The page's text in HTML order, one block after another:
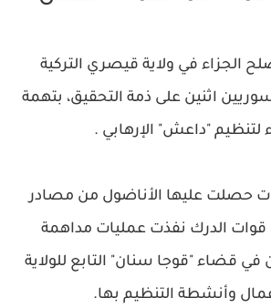
الجزاء في ولاية قيصري التركية
اثنين على ذمة التحقيق، بتهمة
لتنظيم "داعش" الإرهابي .
حصلت عليها الأناضول من مصادر
قوات الدرك نفذت عمليات مداهمة
قضاء "قوجا سنان" التابع للولاية
وأنشطة التنظيم بها.